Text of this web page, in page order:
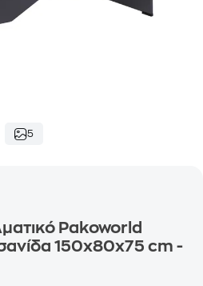
5
Pakoworld
150x80x75 cm -